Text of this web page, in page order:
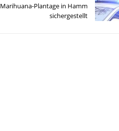
Marihuana-Plantage in Hamm
sichergestellt